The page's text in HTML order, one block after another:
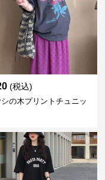
(税込)
の木プリントチュニッ